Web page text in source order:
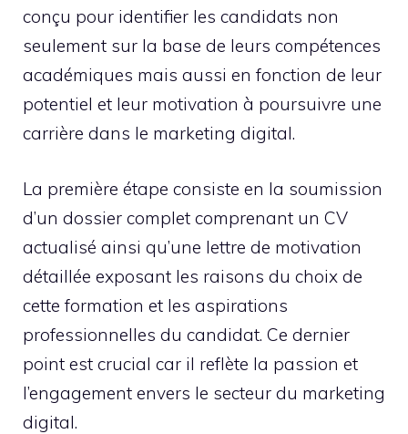
conçu pour identifier les candidats non
seulement sur la base de leurs compétences
académiques mais aussi en fonction de leur
potentiel et leur motivation à poursuivre une
carrière dans le marketing digital.
La première étape consiste en la soumission
d’un dossier complet comprenant un CV
actualisé ainsi qu’une lettre de motivation
détaillée exposant les raisons du choix de
cette formation et les aspirations
professionnelles du candidat. Ce dernier
point est crucial car il reflète la passion et
l’engagement envers le secteur du marketing
digital.